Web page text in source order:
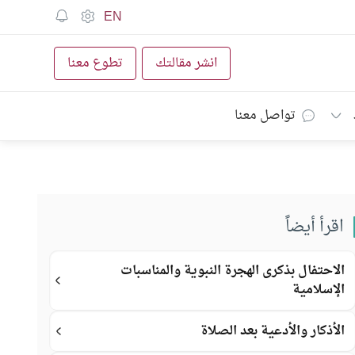
EN
انشر مقالتك تطوع معنا
تواصل معنا
اقرأ أيضاً
الاحتفال بذكرى الهجرة النبوية والمناسبات
الإسلامية
الأذكار والأدعية بعد الصلاة